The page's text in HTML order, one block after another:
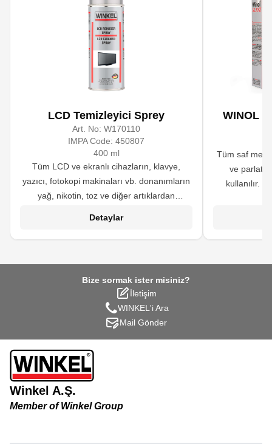
LCD Temizleyici Sprey
Art. No:W170110
IMPA Code:450807
400 ml
Tüm LCD ve ekranlı cihazların, klavye,
yazıcı, fotokopi makinaları vb. donanımların
yağ, nikotin, toz ve diğer artıklardan
Detaylar
WINOL
Tüm saf
ve
kullanılır.
yanı sıra
Bize sormak ister misiniz?
İletişim
WINKEL'i Ara
Mail Gönder
Winkel A.Ş.
Member of Winkel Group